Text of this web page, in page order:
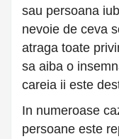
sau persoana
nevoie de ceva
atraga toate
sa aiba o
careia ii este
In numeroase
persoane este